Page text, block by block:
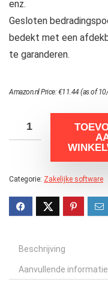
enz.
Gesloten
bedekt met een
te garanderen.
Amazon.nl Price:€11.44 (as of
Categorie: Zakelijke software
Beschrijving
Aanvullende informatie